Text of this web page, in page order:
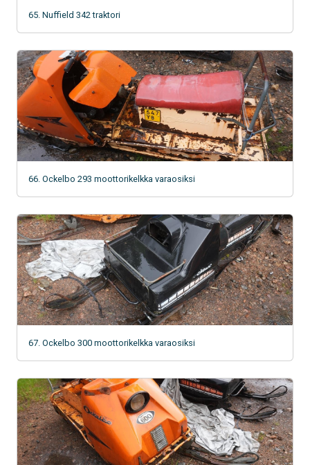
65. Nuffield 342 traktori
66. Ockelbo 293 moottorikelkka varaosiksi
67. Ockelbo 300 moottorikelkka varaosiksi